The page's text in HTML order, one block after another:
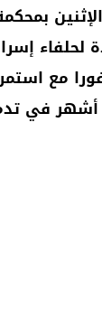
لحلفاء
مع
في